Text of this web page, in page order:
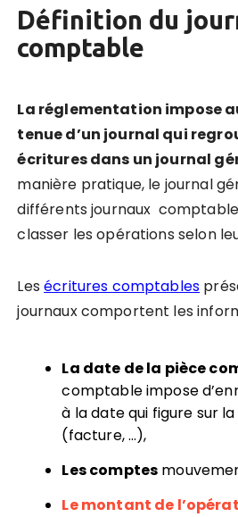
Définition du
comptable
La réglementation impose
tenue d’un journal qui
écritures dans un journal
manière pratique, le journal
différents journaux
classer les opérations selon
Lesécritures comptables
journaux comportent les
La date de la pièce
comptable impose
à la date qui figure sur
(facture, …),
Les comptes
Le montant de